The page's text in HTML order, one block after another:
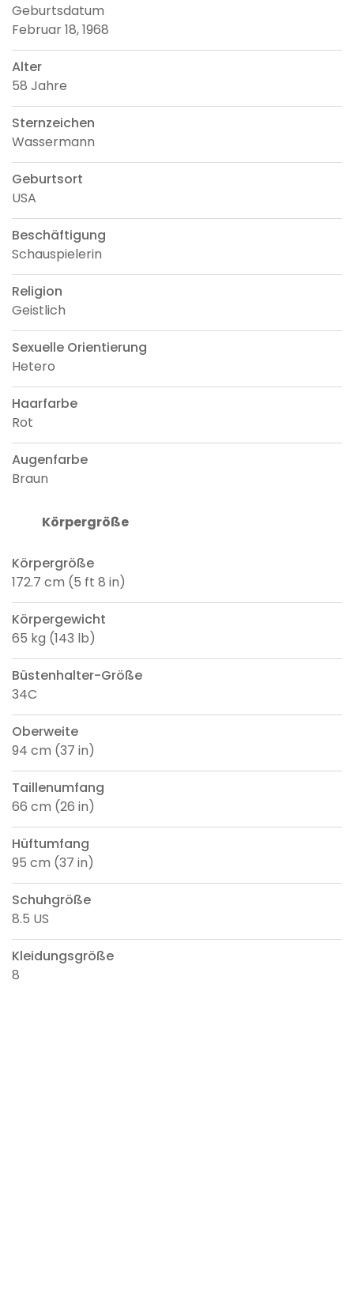
Geburtsdatum
Februar 18, 1968
Alter
58 Jahre
Sternzeichen
Wassermann
Geburtsort
USA
Beschäftigung
Schauspielerin
Religion
Geistlich
Sexuelle Orientierung
Hetero
Haarfarbe
Rot
Augenfarbe
Braun
Körpergröße
Körpergröße
172.7 cm (5 ft 8 in)
Körpergewicht
65 kg (143 lb)
Büstenhalter-Größe
34C
Oberweite
94 cm (37 in)
Taillenumfang
66 cm (26 in)
Hüftumfang
95 cm (37 in)
Schuhgröße
8.5 US
Kleidungsgröße
8